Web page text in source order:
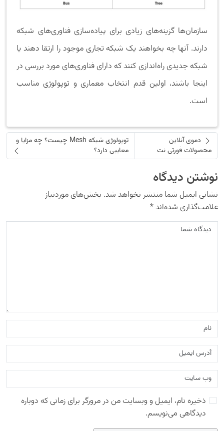
سازمان‌ها گزینه‌های زیادی برای پیاده‌سازی فناوری‌های شبکه
دارند. آنها چه بخواهند یک شبکه تجاری موجود را ارتقا دهند یا
شبکه جدیدی راه‌اندازی کنند که دارای فناوری‌های مورد بررسی در
اینجا باشند، اولین قدم انتخاب معماری و توپولوژی مناسب
است.
دموی آنلاین
محصولات فورتی نت
توپولوژی شبکه Mesh چیست؟ چه مزایا و
معایبی دارد؟
نوشتن دیدگاه
نشانی ایمیل شما منتشر نخواهد شد. بخش‌های موردنیاز
علامت‌گذاری شده‌اند*
ذخیره نام، ایمیل و وبسایت من در مرورگر برای زمانی که دوباره
دیدگاهی می‌نویسم.